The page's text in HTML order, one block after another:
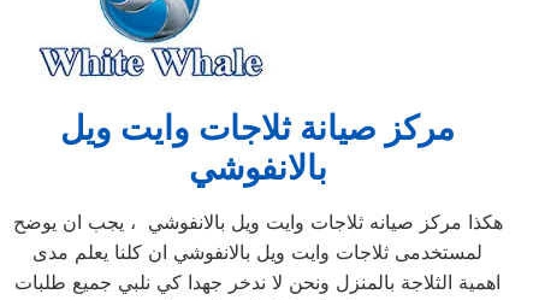
مركز صيانة ثلاجات وايت ويل
بالانفوشي
هكذا مركز صيانه ثلاجات وايت ويل بالانفوشي ، يجب ان يوضح
لمستخدمى ثلاجات وايت ويل بالانفوشي ان كلنا يعلم مدى
اهمية الثلاجة بالمنزل ونحن لا ندخر جهدا كي نلبي جميع طلبات